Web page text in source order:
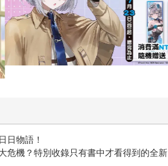
日物語！
機？特別收錄只有書中才看得到的全